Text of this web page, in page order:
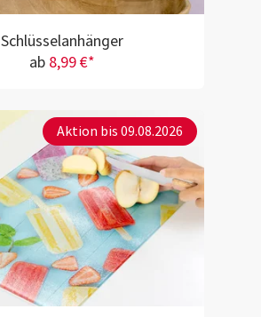
Schlüsselanhänger
ab 8,99 €*
Aktion bis 09.08.2026